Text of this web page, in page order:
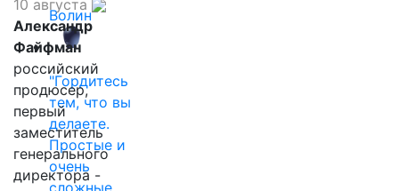
Волин
"Гордитесь
тем, что вы
делаете.
Простые и
очень
сложные
10 августа
Александр
Файфман
российский
продюсер,
первый
заместитель
генерального
директора -